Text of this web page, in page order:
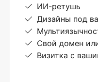
ИИ-ретушь
Дизайны под
Свой домен
Визитка с